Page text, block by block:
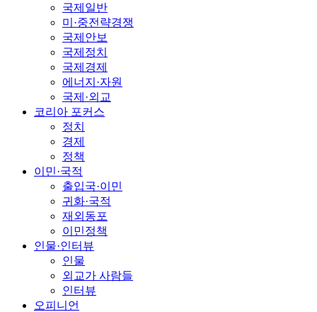
국제일반
미·중전략경쟁
국제안보
국제정치
국제경제
에너지·자원
국제·외교
코리아 포커스
정치
경제
정책
이민·국적
출입국·이민
귀화·국적
재외동포
이민정책
인물·인터뷰
인물
외교가 사람들
인터뷰
오피니언